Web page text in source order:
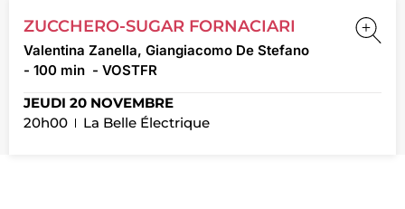
JEUDI 20 NOVEMBRE
20h00
La Belle Électrique
ZUCCHERO-SUGAR FORNACIARI
Valentina Zanella, Giangiacomo De Stefano
- 100 min - VOSTFR